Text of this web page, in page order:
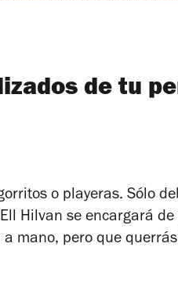
de tu
o playeras. Sólo
Hilvan se encargará
mano, pero que